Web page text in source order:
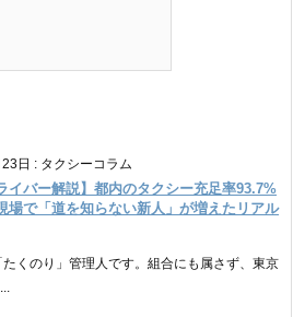
日 : タクシーコラム
イバー解説】都内のタクシー充足率93.7%
場で「道を知らない新人」が増えたリアル
たくのり」管理人です。組合にも属さず、東京